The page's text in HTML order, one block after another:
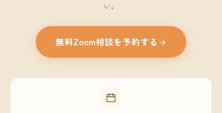
い。
無料Zoom相談を予約する